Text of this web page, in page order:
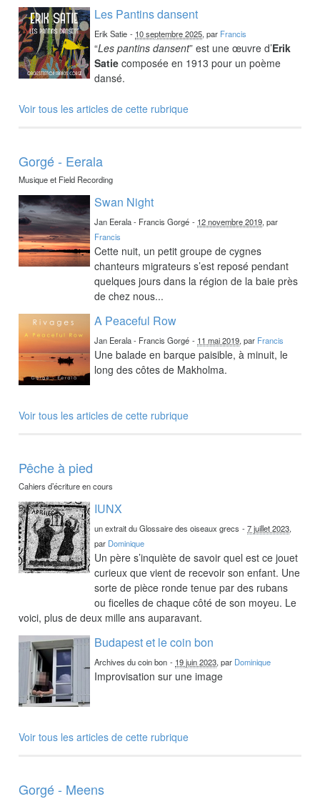
Les Pantins dansent
Erik Satie - 10 septembre 2025, par Francis
“Les pantins dansent” est une œuvre d’Erik
Satie composée en 1913 pour un poème
dansé.
Voir tous les articles de cette rubrique
Gorgé - Eerala
Musique et Field Recording
Swan Night
Jan Eerala - Francis Gorgé - 12 novembre 2019, par
Francis
Cette nuit, un petit groupe de cygnes
chanteurs migrateurs s’est reposé pendant
quelques jours dans la région de la baie près
de chez nous...
A Peaceful Row
Jan Eerala - Francis Gorgé - 11 mai 2019, par Francis
Une balade en barque paisible, à minuit, le
long des côtes de Makholma.
Voir tous les articles de cette rubrique
Pêche à pied
Cahiers d’écriture en cours
IUNX
un extrait du Glossaire des oiseaux grecs -7 juillet 2023,
par Dominique
Un père s’inquiète de savoir quel est ce jouet
curieux que vient de recevoir son enfant. Une
sorte de pièce ronde tenue par des rubans
ou ficelles de chaque côté de son moyeu. Le
voici, plus de deux mille ans auparavant.
Budapest et le coin bon
Archives du coin bon - 19 juin 2023, par Dominique
Improvisation sur une image
Voir tous les articles de cette rubrique
Gorgé - Meens